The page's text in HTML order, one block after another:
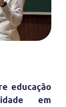
educação
em